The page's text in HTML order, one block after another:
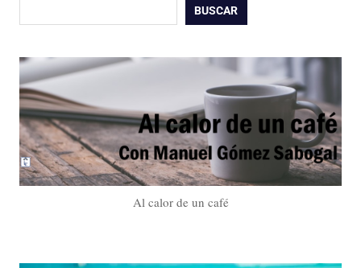
BUSCAR
Al calor de un café